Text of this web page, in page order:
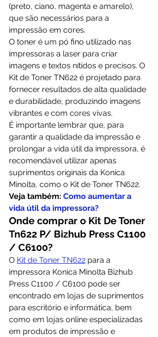
(preto, ciano, magenta e amarelo),
que são necessários para a
impressão em cores.
O toner é um pó fino utilizado nas
impressoras a laser para criar
imagens e textos nítidos e precisos. O
Kit de Toner TN622 é projetado para
fornecer resultados de alta qualidade
e durabilidade, produzindo imagens
vibrantes e com cores vivas.
É importante lembrar que, para
garantir a qualidade da impressão e
prolongar a vida útil da impressora, é
recomendável utilizar apenas
suprimentos originais da Konica
Minolta, como o Kit de Toner TN622.
Veja também: Como aumentar a
vida útil da impressora?
Onde comprar o Kit De Toner
Tn622 P/ Bizhub Press C1100
/ C6100?
O Kit de Toner TN622 para a
impressora Konica Minolta Bizhub
Press C1100 / C6100 pode ser
encontrado em lojas de suprimentos
para escritório e informática, bem
como em lojas online especializadas
em produtos de impressão e